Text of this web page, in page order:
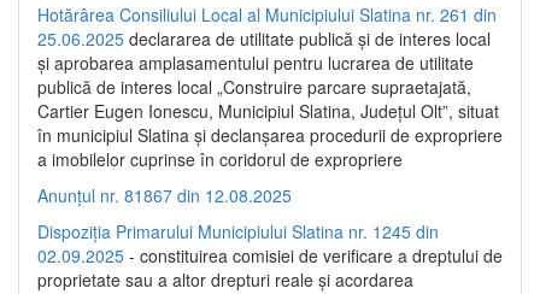
Hotărârea Consiliului Local al Municipiului Slatina nr. 261 din
25.06.2025 declararea de utilitate publică și de interes local
și aprobarea amplasamentului pentru lucrarea de utilitate
publică de interes local „Construire parcare supraetajată,
Cartier Eugen Ionescu, Municipiul Slatina, Județul Olt”, situat
în municipiul Slatina și declanșarea procedurii de expropriere
a imobilelor cuprinse în coridorul de expropriere
Anunțul nr. 81867 din 12.08.2025
Dispoziția Primarului Municipiului Slatina nr. 1245 din
02.09.2025 - constituirea comisiei de verificare a dreptului de
proprietate sau a altor drepturi reale și acordarea